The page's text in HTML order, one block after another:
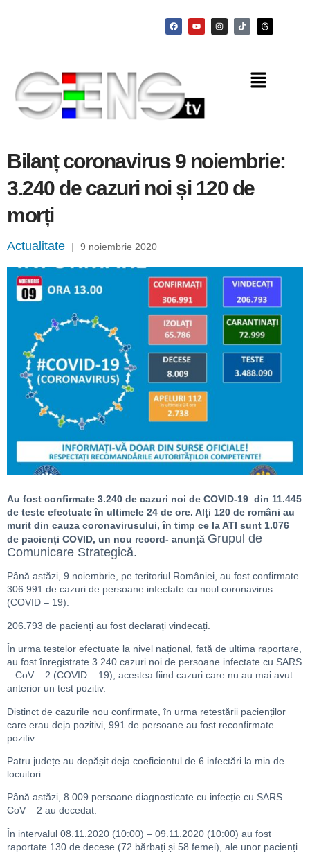
Bilanț coronavirus 9 noiembrie:
3.240 de cazuri noi și 120 de
morți
Actualitate | 9 noiembrie 2020
Au fost confirmate 3.240 de cazuri noi de COVID-19 din 11.445
de teste efectuate în ultimele 24 de ore. Alți 120 de români au
murit din cauza coronavirusului, în timp ce la ATI sunt 1.076
de pacienți COVID, un nou record- anunță Grupul de
Comunicare Strategică.
Până astăzi, 9 noiembrie, pe teritoriul României, au fost confirmate
306.991 de cazuri de persoane infectate cu noul coronavirus
(COVID – 19).
206.793 de pacienți au fost declarați vindecați.
În urma testelor efectuate la nivel național, față de ultima raportare,
au fost înregistrate 3.240 cazuri noi de persoane infectate cu SARS
– CoV – 2 (COVID – 19), acestea fiind cazuri care nu au mai avut
anterior un test pozitiv.
Distinct de cazurile nou confirmate, în urma retestării pacienților
care erau deja pozitivi, 991 de persoane au fost reconfirmate
pozitiv.
Patru județe au depășit deja coeficientul de 6 infectări la mia de
locuitori.
Până astăzi, 8.009 persoane diagnosticate cu infecție cu SARS –
CoV – 2 au decedat.
În intervalul 08.11.2020 (10:00) – 09.11.2020 (10:00) au fost
raportate 130 de decese (72 bărbați și 58 femei), ale unor pacienți